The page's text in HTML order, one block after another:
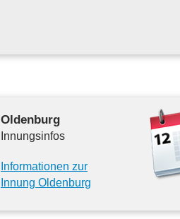
Oldenburg
Innungsinfos
Informationen zur
Innung Oldenburg